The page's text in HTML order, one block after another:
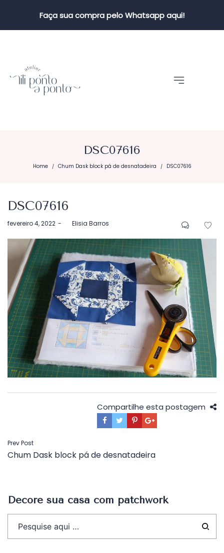
Faça sua compra pelo Whatsapp aqui!
DSC07616
Home / Chum Dask block pá de desnatadeira / DSC07616
DSC07616
Postado
fevereiro 4, 2022 byElisia Barros
Compartilhe esta postagem
Navegação
de
Prev Post
Chum Dask block pá de desnatadeira
Decore sua casa com patchwork